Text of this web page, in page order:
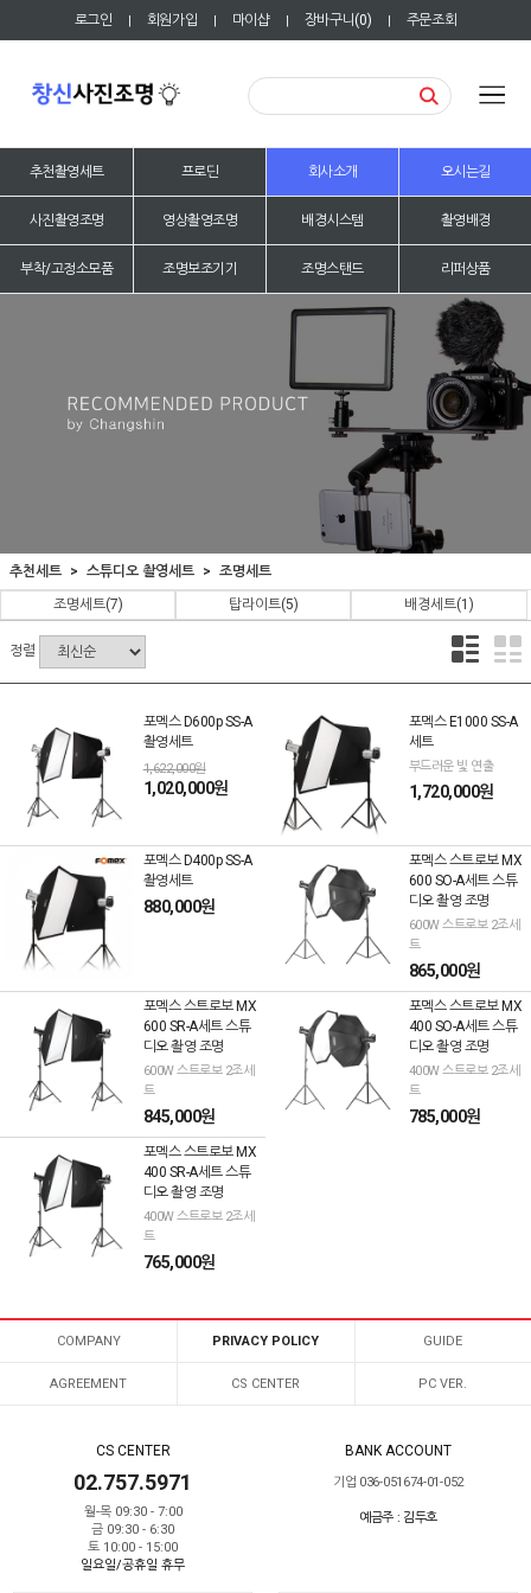
로그인 | 회원가입 | 마이샵 | 장바구니(0) | 주문조회
추천촬영세트 프로딘 회사소개 오시는길
사진촬영조명 영상촬영조명 배경시스템 촬영배경
부착/고정소모품 조명보조기기 조명스탠드 리퍼상품
추천세트 스튜디오 촬영세트
조명세트
조명세트(7) 탑라이트(5) 배경세트(1)
정렬
포멕스 D600p SS-A
촬영세트
1,622,000원
1,020,000원
포멕스 E1000 SS-A
세트
부드러운 빛 연출
1,720,000원
포멕스 D400p SS-A
촬영세트
880,000원
포멕스 스트로보 MX
600 SO-A세트 스튜
디오 촬영 조명
600W 스트로보 2조세
트
865,000원
포멕스 스트로보 MX
600 SR-A세트 스튜
디오 촬영 조명
600W 스트로보 2조세
트
845,000원
포멕스 스트로보 MX
400 SO-A세트 스튜
디오 촬영 조명
400W 스트로보 2조세
트
785,000원
포멕스 스트로보 MX
400 SR-A세트 스튜
디오 촬영 조명
400W 스트로보 2조세
트
765,000원
COMPANY PRIVACY POLICY GUIDE
AGREEMENT CS CENTER PC VER.
CS CENTER
02.757.5971
월-목 09:30 - 7:00
금 09:30 - 6:30
토 10:00 - 15:00
일요일/공휴일 휴무
BANK ACCOUNT
기업 036-051674-01-052
예금주 : 김두호